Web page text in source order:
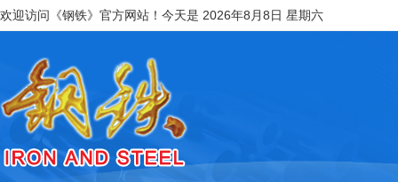
欢迎访问《钢铁》官方网站！今天是 2026年8月8日 星期六